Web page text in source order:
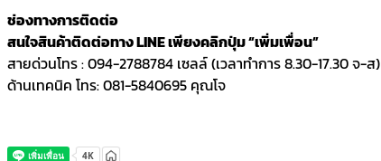
ช่องทางการติดต่อ
สนใจสินค้าติดต่อทาง LINE เพียงคลิกปุ่ม “เพิ่มเพื่อน”
สายด่วนโทร : 094-2788784 เซลล์ (เวลาทำการ 8.30-17.30 จ-ส)
ด้านเทคนิค โทร: 081-5840695 คุณโจ